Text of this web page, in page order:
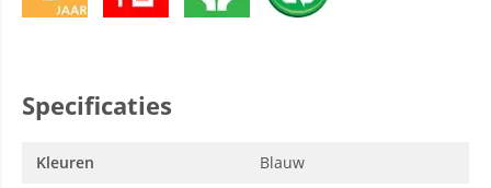
Specificaties
Kleuren
Blauw